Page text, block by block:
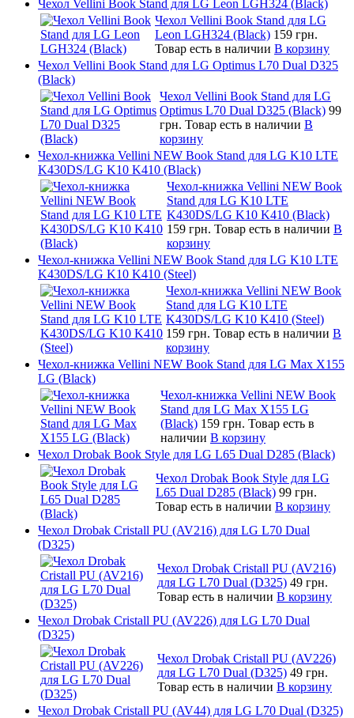
Чехол Vellini Book Stand для LG Leon LGH324 (Black)
Чехол Vellini Book Stand для LG
Leon LGH324 (Black) 159 грн.
Товар есть в наличии В корзину
Чехол Vellini Book Stand для LG Optimus L70 Dual D325
(Black)
Чехол Vellini Book Stand для LG
Optimus L70 Dual D325 (Black) 99
грн. Товар есть в наличии В
корзину
Чехол-книжка Vellini NEW Book Stand для LG K10 LTE
K430DS/LG K10 K410 (Black)
Чехол-книжка Vellini NEW Book
Stand для LG K10 LTE
K430DS/LG K10 K410 (Black)
159 грн. Товар есть в наличии В
корзину
Чехол-книжка Vellini NEW Book Stand для LG K10 LTE
K430DS/LG K10 K410 (Steel)
Чехол-книжка Vellini NEW Book
Stand для LG K10 LTE
K430DS/LG K10 K410 (Steel)
159 грн. Товар есть в наличии В
корзину
Чехол-книжка Vellini NEW Book Stand для LG Max X155
LG (Black)
Чехол-книжка Vellini NEW Book
Stand для LG Max X155 LG
(Black) 159 грн. Товар есть в
наличии В корзину
Чехол Drobak Book Style для LG L65 Dual D285 (Black)
Чехол Drobak Book Style для LG
L65 Dual D285 (Black) 99 грн.
Товар есть в наличии В корзину
Чехол Drobak Cristall PU (AV216) для LG L70 Dual
(D325)
Чехол Drobak Cristall PU (AV216)
для LG L70 Dual (D325) 49 грн.
Товар есть в наличии В корзину
Чехол Drobak Cristall PU (AV226) для LG L70 Dual
(D325)
Чехол Drobak Cristall PU (AV226)
для LG L70 Dual (D325) 49 грн.
Товар есть в наличии В корзину
Чехол Drobak Cristall PU (AV44) для LG L70 Dual (D325)